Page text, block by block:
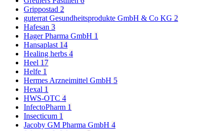
Grippostad 2
guterrat Gesundheitsprodukte GmbH & Co KG 2
Hafesan 3
Hager Pharma GmbH 1
Hansaplast 14
Healing herbs 4
Heel 17
Helfe 1
Hermes Arzneimittel GmbH 5
Hexal 1
HWS-OTC 4
InfectoPharm 1
Insecticum 1
Jacoby GM Pharma GmbH 4